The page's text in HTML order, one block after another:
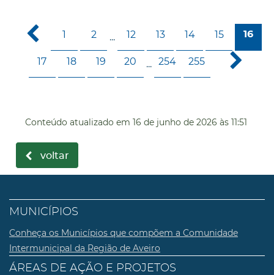
1 2 ... 12 13 14 15 16
17 18 19 20 ... 254 255
Conteúdo atualizado em 16 de junho de 2026 às 11:51
voltar
MUNICÍPIOS
Conheça os Municípios que compõem a Comunidade
Intermunicipal da Região de Aveiro
ÁREAS DE AÇÃO E PROJETOS